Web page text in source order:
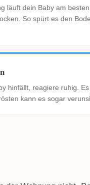
läuft dein Baby am
So spürt es den
hinfällt, reagiere ruhig.
kann es sogar